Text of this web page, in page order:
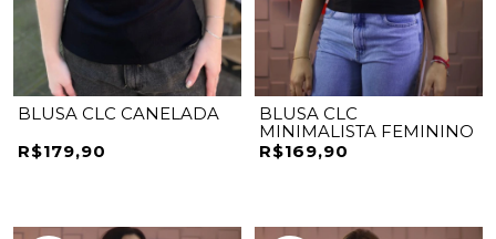
BLUSA CLC CANELADA
R$179,90
BLUSA CLC
MINIMALISTA FEMININO
R$169,90